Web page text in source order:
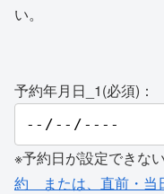
い。
予約年月日_1(必須)：
※予約日が設定できな
約 または、直前・当